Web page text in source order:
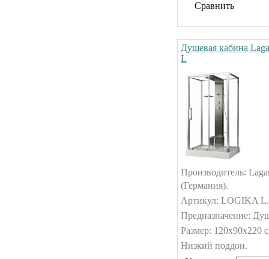
Сравнить
Душевая кабина
L
Производитель:
(Германия).
Артикул: LOGIKA L.
Предназначение:
Размер: 120х90х220
Низкий поддон.